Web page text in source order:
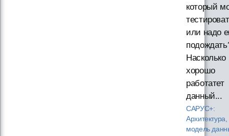
который
или надо
Насколько
хорошо
работатет
данный...
САРУС+:
Архитектура,
модель